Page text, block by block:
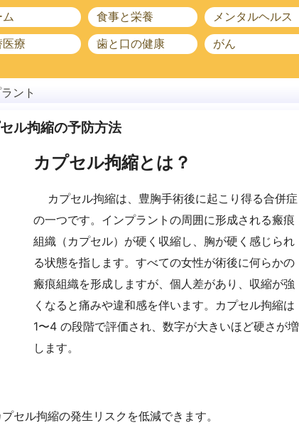
食事と栄養 メンタルヘルス
療
歯と口の健康 がん
ント
ル拘縮の予防方法
カプセル拘縮とは？
カプセル拘縮は、豊胸手術後に起こり得る合併症
の一つです。インプラントの周囲に形成される瘢痕
組織（カプセル）が硬く収縮し、胸が硬く感じられ
る状態を指します。すべての女性が術後に何らかの
瘢痕組織を形成しますが、個人差があり、収縮が強
くなると痛みや違和感を伴います。カプセル拘縮は
1〜4 の段階で評価され、数字が大きいほど硬さが増
します。
セル拘縮の発生リスクを低減できます。